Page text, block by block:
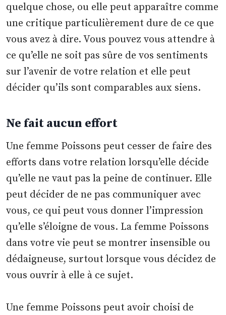
quelque chose, ou elle peut apparaître comme
une critique particulièrement dure de ce que
vous avez à dire. Vous pouvez vous attendre à
ce qu’elle ne soit pas sûre de vos sentiments
sur l’avenir de votre relation et elle peut
décider qu’ils sont comparables aux siens.
Ne fait aucun effort
Une femme Poissons peut cesser de faire des
efforts dans votre relation lorsqu’elle décide
qu’elle ne vaut pas la peine de continuer. Elle
peut décider de ne pas communiquer avec
vous, ce qui peut vous donner l’impression
qu’elle s’éloigne de vous. La femme Poissons
dans votre vie peut se montrer insensible ou
dédaigneuse, surtout lorsque vous décidez de
vous ouvrir à elle à ce sujet.
Une femme Poissons peut avoir choisi de